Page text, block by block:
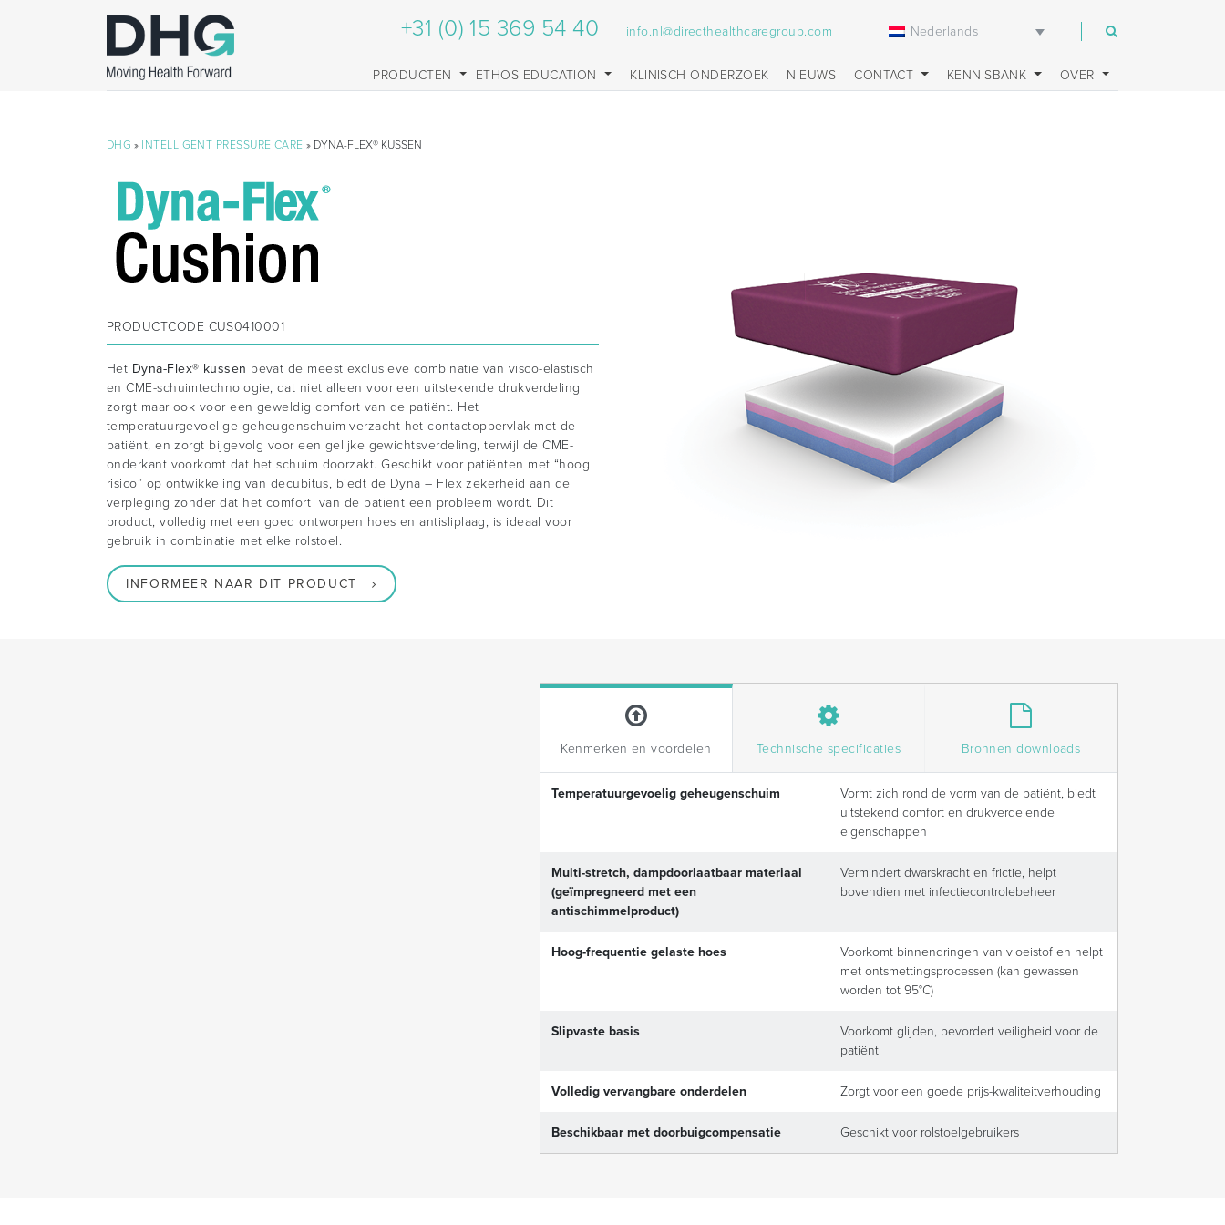
+31 (0) 15 369 54 40 info.nl@directhealthcaregroup.com Nederlands
PRODUCTEN ETHOS EDUCATION KLINISCH ONDERZOEK NIEUWS CONTACT KENNISBANK OVER
DHG » INTELLIGENT PRESSURE CARE » DYNA-FLEX® KUSSEN
PRODUCTCODE CUS0410001
Het Dyna-Flex® kussen bevat de meest exclusieve combinatie van visco-elastisch
en CME-schuimtechnologie, dat niet alleen voor een uitstekende drukverdeling
zorgt maar ook voor een geweldig comfort van de patiënt. Het
temperatuurgevoelige geheugenschuim verzacht het contactoppervlak met de
patiënt, en zorgt bijgevolg voor een gelijke gewichtsverdeling, terwijl de CME-
onderkant voorkomt dat het schuim doorzakt. Geschikt voor patiënten met “hoog
risico” op ontwikkeling van decubitus, biedt de Dyna – Flex zekerheid aan de
verpleging zonder dat het comfort van de patiënt een probleem wordt. Dit
product, volledig met een goed ontworpen hoes en antisliplaag, is ideaal voor
gebruik in combinatie met elke rolstoel.
INFORMEER NAAR DIT PRODUCT
Kenmerken en voordelen Technische specificaties Bronnen downloads
Temperatuurgevoelig geheugenschuim
Vormt zich rond de vorm van de patiënt, biedt
uitstekend comfort en drukverdelende
eigenschappen
Multi-stretch, dampdoorlaatbaar materiaal
(geïmpregneerd met een
antischimmelproduct)
Vermindert dwarskracht en frictie, helpt
bovendien met infectiecontrolebeheer
Hoog-frequentie gelaste hoes
Voorkomt binnendringen van vloeistof en helpt
met ontsmettingsprocessen (kan gewassen
worden tot 95°C)
Slipvaste basis
Voorkomt glijden, bevordert veiligheid voor de
patiënt
Volledig vervangbare onderdelen Zorgt voor een goede prijs-kwaliteitverhouding
Beschikbaar met doorbuigcompensatie Geschikt voor rolstoelgebruikers